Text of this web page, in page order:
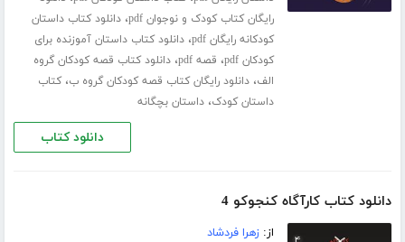
رایگان کتاب کودک و نوجوان pdf
،دانلود کتاب داستان
کودکانه رایگان pdf
،دانلود کتاب داستان آموزنده برای
کودکان pdf
، قصه pdf ،دانلود کتاب قصه کودکان گروه
الف،دانلود رایگان کتاب قصه کودکان گروه ب،کتاب
داستان کودک،داستان بچگانه
دانلود کتاب
دانلود کتاب کارآگاه کنجوکو 4
از:زهرا فردشاد